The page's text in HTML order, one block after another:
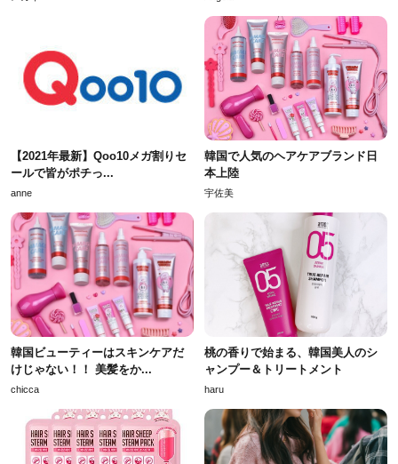
【2021年最新】Qoo10メガ割りセ
ールで皆がポチっ...
anne
韓国で人気のヘアケアブランド日
本上陸
宇佐美
韓国ビューティーはスキンケアだ
けじゃない！！ 美髪をか...
chicca
桃の香りで始まる、韓国美人のシ
ャンプー＆トリートメント
haru